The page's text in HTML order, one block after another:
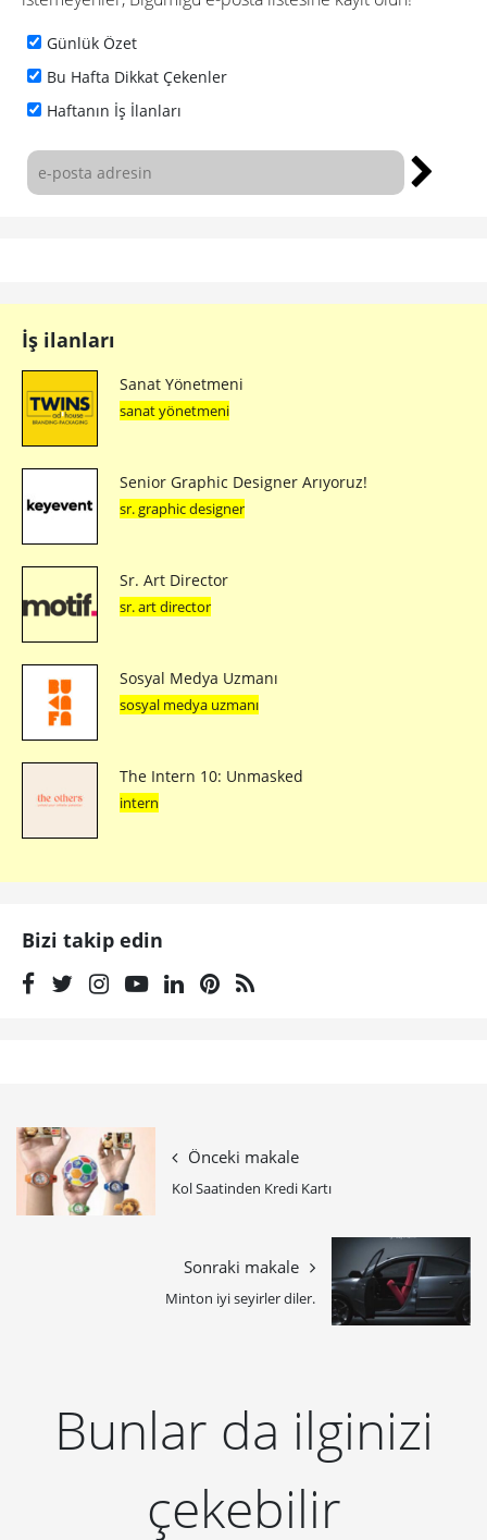
Günlük Özet
Bu Hafta Dikkat Çekenler
Haftanın İş İlanları
İş ilanları
Sanat Yönetmeni
sanat yönetmeni
Senior Graphic Designer Arıyoruz!
sr. graphic designer
Sr. Art Director
sr. art director
Sosyal Medya Uzmanı
sosyal medya uzmanı
The Intern 10: Unmasked
intern
Bizi takip edin
Önceki makale
Kol Saatinden Kredi Kartı
Sonraki makale
Minton iyi seyirler diler.
Bunlar da ilginizi
çekebilir